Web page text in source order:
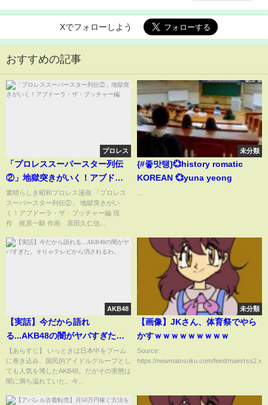
Xでフォローしよう
おすすめの記事
プロレス
「プロレススーパースター列伝
②」地獄突きがいく！アブドー
ラ・ザ・ブッチャー編
素晴らしき昭和プロレス漫画 「プロレス
スーパースター列伝②」 地獄突きがい
く！アブドーラ・ザ・ブッチャー編 現
作 梶原一騎 作画 原田久仁信...
未分類
{#좋맛탱}💞history romatic
KOREAN 💞yuna yeong
AKB48
【実話】今だから語れ
る...AKB48の闇がヤバすぎた。
そりゃテレビから消されるわ。
【あらすじ】 いっときは日本中をブーム
に巻き込み、国民的アイドルグループとし
ても人気を博したAKB48。だがその実態は
闇に満ち溢れていた。今...
未分類
【画像】JKさん、体育祭でやら
かすｗｗｗｗｗｗｗｗｗ
Source:
https://newmatosoku.com/feed/main/